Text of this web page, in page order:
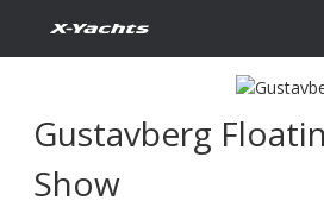
Gustavberg
Show